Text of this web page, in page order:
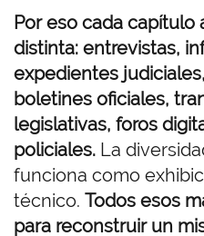
Por eso cada
distinta: entrevistas,
expedientes
boletines oficiales,
legislativas, foros
policiales. La
funciona como
técnico. Todos esos
para reconstruir un